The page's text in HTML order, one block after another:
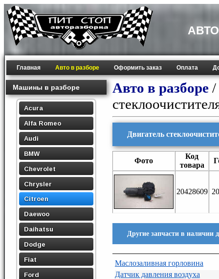
Главная Авто в разборе Оформить заказ Оплата
Машины в разборе
Acura
Alfa Romeo
Audi
BMW
Chevrolet
Chrysler
Citroen
Daewoo
Daihatsu
Dodge
Fiat
Ford
Авто в разборе /
Двигатель
Фото
Код
товара
20428609
Другие запчасти в наличии
Маслозаливная горловина
Датчик давления воздуха